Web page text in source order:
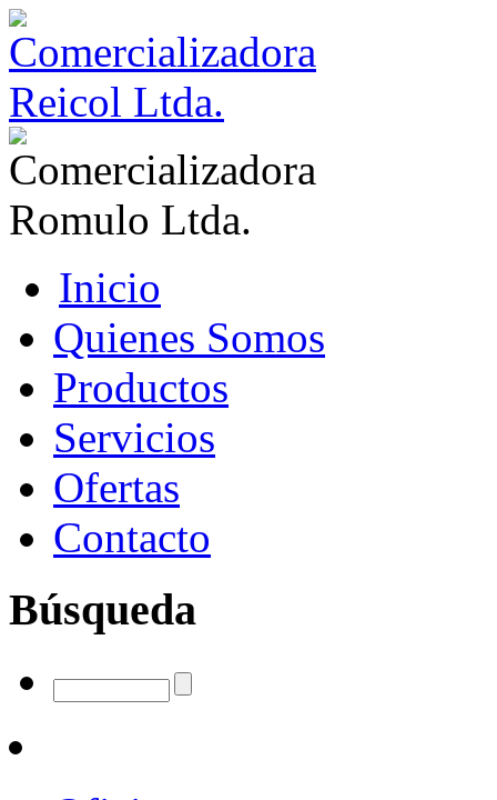
Inicio
Quienes Somos
Productos
Servicios
Ofertas
Contacto
Búsqueda